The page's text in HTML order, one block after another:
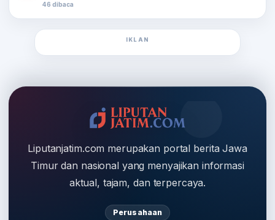
46 dibaca
IKLAN
Liputanjatim.com merupakan portal berita Jawa
Timur dan nasional yang menyajikan informasi
aktual, tajam, dan terpercaya.
Perusahaan